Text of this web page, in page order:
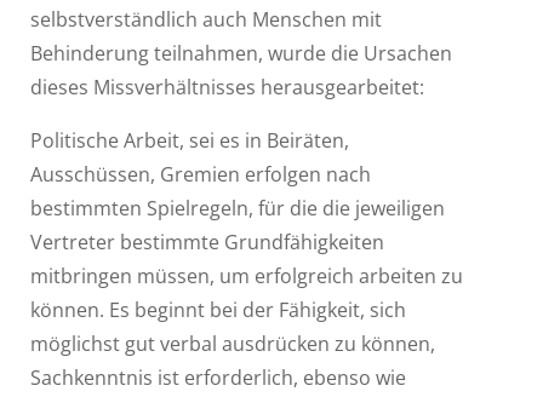
selbstverständlich auch Menschen mit
Behinderung teilnahmen, wurde die Ursachen
dieses Missverhältnisses herausgearbeitet:
Politische Arbeit, sei es in Beiräten,
Ausschüssen, Gremien erfolgen nach
bestimmten Spielregeln, für die die jeweiligen
Vertreter bestimmte Grundfähigkeiten
mitbringen müssen, um erfolgreich arbeiten zu
können. Es beginnt bei der Fähigkeit, sich
möglichst gut verbal ausdrücken zu können,
Sachkenntnis ist erforderlich, ebenso wie